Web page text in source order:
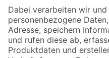
Zahlungsarten